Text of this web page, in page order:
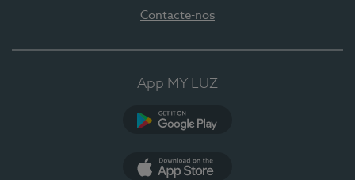
Contacte-nos
App MY LUZ